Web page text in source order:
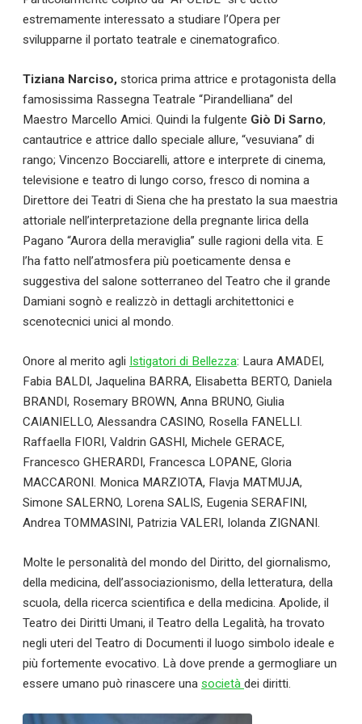
Calciomercato
Serie A
CLASSIFICA
Serie B
CLASSIFICA SERIE B
Contatti
Collabora con noi
→
estremamente interessato a studiare l’Opera per
svilupparne il portato teatrale e cinematografico.
Tiziana Narciso, storica prima attrice e protagonista della
famosissima Rassegna Teatrale “Pirandelliana” del
Maestro Marcello Amici. Quindi la fulgente Giò Di Sarno,
cantautrice e attrice dallo speciale allure, “vesuviana” di
rango; Vincenzo Bocciarelli, attore e interprete di cinema,
televisione e teatro di lungo corso, fresco di nomina a
Direttore dei Teatri di Siena che ha prestato la sua maestria
attoriale nell’interpretazione della pregnante lirica della
Pagano “Aurora della meraviglia” sulle ragioni della vita. E
l’ha fatto nell’atmosfera più poeticamente densa e
suggestiva del salone sotterraneo del Teatro che il grande
Damiani sognò e realizzò in dettagli architettonici e
scenotecnici unici al mondo.
Onore al merito agli Istigatori di Bellezza: Laura AMADEI,
Fabia BALDI, Jaquelina BARRA, Elisabetta BERTO, Daniela
BRANDI, Rosemary BROWN, Anna BRUNO, Giulia
CAIANIELLO, Alessandra CASINO, Rosella FANELLI.
Raffaella FIORI, Valdrin GASHI, Michele GERACE,
Francesco GHERARDI, Francesca LOPANE, Gloria
MACCARONI. Monica MARZIOTA, Flavja MATMUJA,
Simone SALERNO, Lorena SALIS, Eugenia SERAFINI,
Andrea TOMMASINI, Patrizia VALERI, Iolanda ZIGNANI.
Molte le personalità del mondo del Diritto, del giornalismo,
della medicina, dell’associazionismo, della letteratura, della
scuola, della ricerca scientifica e della medicina. Apolide, il
Teatro dei Diritti Umani, il Teatro della Legalità, ha trovato
negli uteri del Teatro di Documenti il luogo simbolo ideale e
più fortemente evocativo. Là dove prende a germogliare un
essere umano può rinascere una società dei diritti.